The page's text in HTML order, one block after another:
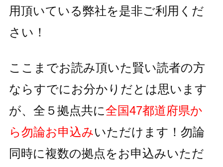
用頂いている弊社を是非ご利用くだ
さい！
ここまでお読み頂いた賢い読者の方
ならすでにお分かりだとは思います
が、全５拠点共に全国47都道府県か
ら勿論お申込みいただけます！ 勿論
同時に複数の拠点をお申込みいただ